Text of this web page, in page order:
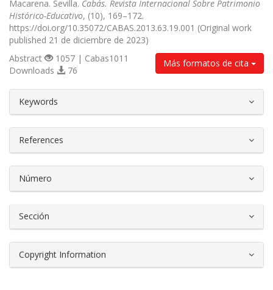
Macarena. Sevilla. Cabás. Revista Internacional Sobre Patrimonio
Histórico-Educativo, (10), 169–172.
https://doi.org/10.35072/CABAS.2013.63.19.001 (Original work
published 21 de diciembre de 2023)
Más formatos de cita
Abstract
1057 | Cabas1011
Downloads
76
Keywords
References
Número
Sección
Copyright Information